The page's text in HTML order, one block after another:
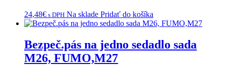
24,48€ s DPH Na sklade Pridať do košíka
Bezpeč.pás na jedno sedadlo sada
M26, FUMO,M27